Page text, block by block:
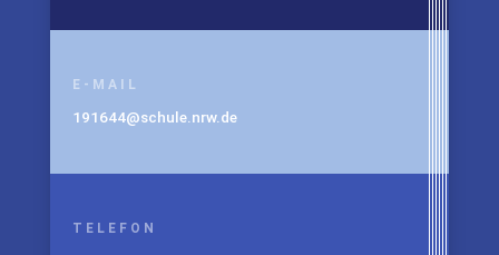
E-MAIL
191644@schule.nrw.de
TELEFON